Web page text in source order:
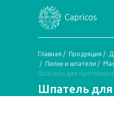
Главная / Продукция /
/ Пилки и шпатели /
Шпатель для
Шпатель для